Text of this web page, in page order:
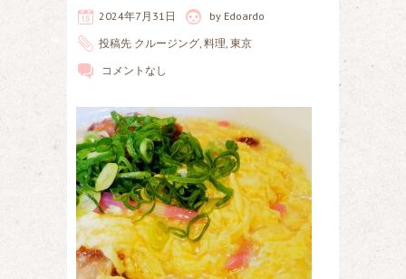
2024年7月31日 by Edoardo
投稿先 クルージング 料理 東京
コメントなし